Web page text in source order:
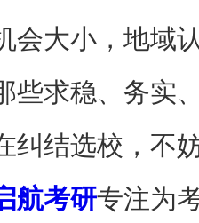
会大小，地域
些求稳、务实
纠结选校，不
航考研专注为